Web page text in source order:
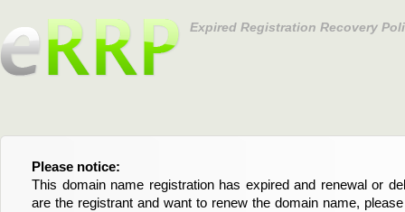
Expired Registration Recovery
Please notice:
This domain name registration has expired and renewal or
are the registrant and want to renew the domain name,
Bitte beachten Sie:
Diese Domainregistrierung ist abgelaufen und die
Domain stehen an. Wenn Sie der Registrant sind und